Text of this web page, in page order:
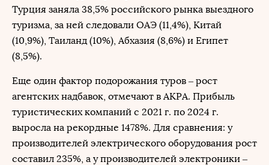
Турция заняла 38,5% российского рынка выездного
туризма, за ней следовали ОАЭ (11,4%), Китай
(10,9%), Таиланд (10%), Абхазия (8,6%) и Египет
(8,5%).
Еще один фактор подорожания туров – рост
агентских надбавок, отмечают в АКРА. Прибыль
туристических компаний с 2021 г. по 2024 г.
выросла на рекордные 1478%. Для сравнения: у
производителей электрического оборудования рост
составил 235%, а у производителей электроники –